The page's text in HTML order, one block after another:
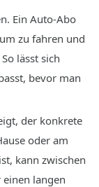
Ein Auto-Abo
zu fahren und
lässt sich
bevor man
der konkrete
oder am
kann zwischen
langen